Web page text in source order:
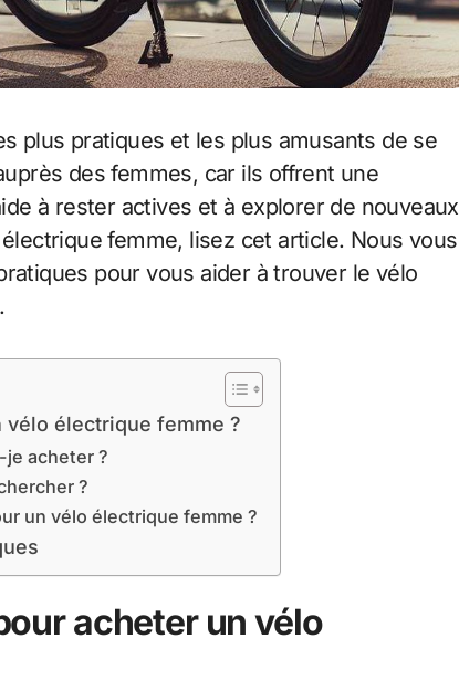
plus pratiques et les plus amusants de se
des femmes, car ils offrent une
à rester actives et à explorer de nouveaux
femme, lisez cet article. Nous vous
pour vous aider à trouver le vélo
électrique femme ?
je acheter ?
?
un vélo électrique femme ?
acheter un vélo